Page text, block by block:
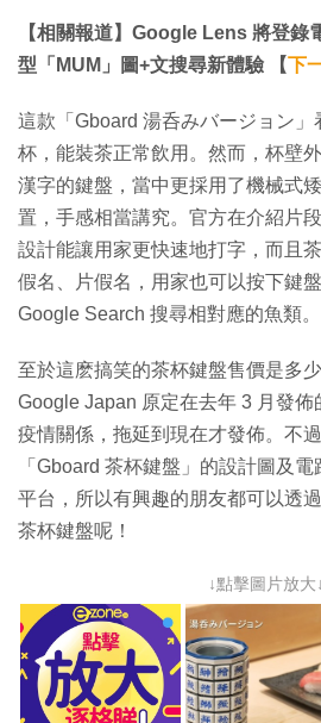
【相關報道】Google Lens 將登錄
型「MUM」圖+文搜尋新體驗 【下
這款「Gboard 湯呑みバージョン
杯，能裝茶正常飲用。然而，杯壁
漢字的鍵盤，當中更採用了機械式
置，手感相當講究。官方在介紹片
設計能讓用家更快速地打字，而且
假名、片假名，用家也可以按下鍵
Google Search 搜尋相對應的魚類。
至於這麽搞笑的茶杯鍵盤售價是多
Google Japan 原定在去年 3 月發佈
疫情關係，拖延到現在才發佈。不
「Gboard 茶杯鍵盤」的設計圖及
平台，所以有興趣的朋友都可以透
茶杯鍵盤呢！
↓點擊圖片放大↓